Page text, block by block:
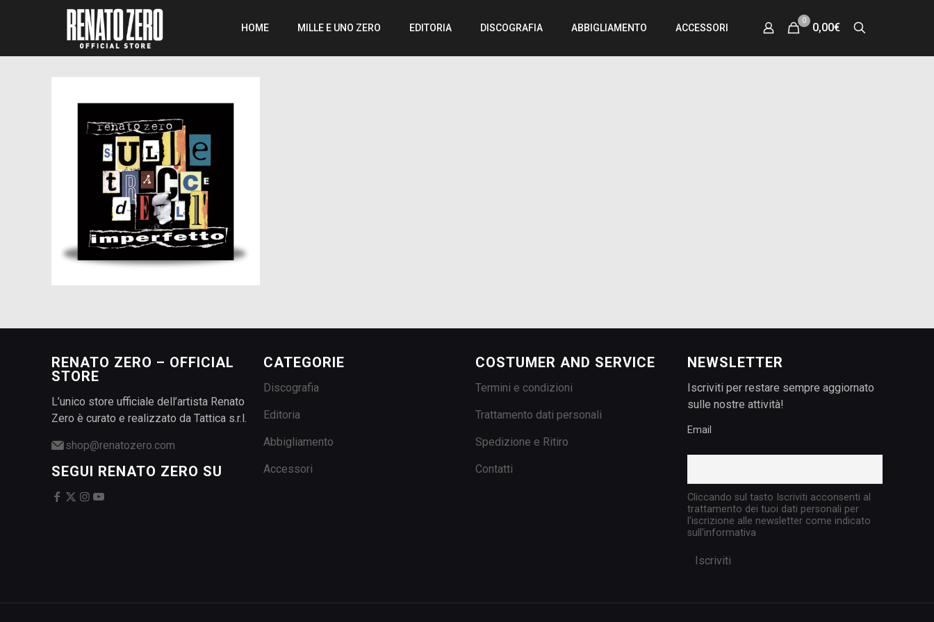
HOME MILLE E UNO ZERO EDITORIA DISCOGRAFIA ABBIGLIAMENTO ACCESSORI
0
0,00€
RENATO ZERO – OFFICIAL
STORE
L’unico store ufficiale dell’artista Renato
Zero è curato e realizzato da Tattica s.r.l.
shop@renatozero.com
SEGUI RENATO ZERO SU
CATEGORIE
Discografia
Editoria
Abbigliamento
Accessori
COSTUMER AND SERVICE
Termini e condizioni
Trattamento dati personali
Spedizione e Ritiro
Contatti
NEWSLETTER
Iscriviti per restare sempre aggiornato
sulle nostre attività!
Email
Cliccando sul tasto Iscriviti acconsenti al
trattamento dei tuoi dati personali per
l'iscrizione alle newsletter come indicato
sull'informativa